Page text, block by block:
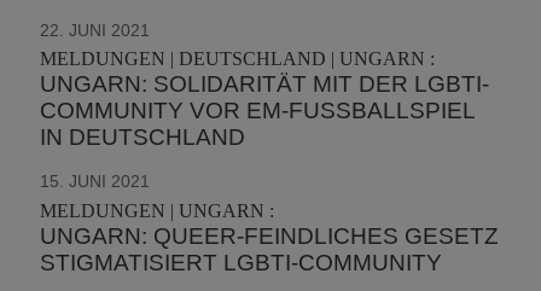
22. JUNI 2021
MELDUNGEN | DEUTSCHLAND | UNGARN :
UNGARN: SOLIDARITÄT MIT DER LGBTI-
COMMUNITY VOR EM-FUSSBALLSPIEL I
N DEUTSCHLAND
15. JUNI 2021
MELDUNGEN | UNGARN :
UNGARN: QUEER-FEINDLICHES GESETZ
STIGMATISIERT LGBTI-COMMUNITY